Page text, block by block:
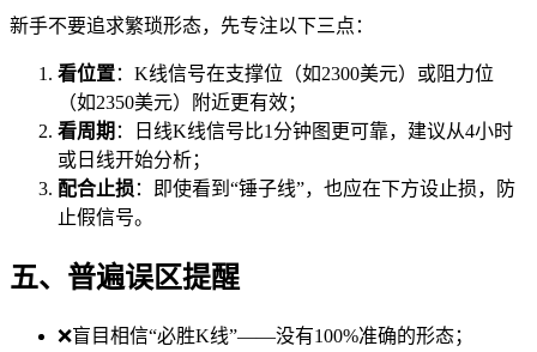
新手不要追求繁琐形态，先专注以下三点：
看位置：K线信号在支撑位（如2300美元）或阻力位
（如2350美元）附近更有效；
看周期 ：日线K线信号比1分钟图更可靠，建议从4小时
或日线开始分析；
配合止损 ：即使看到“锤子线”，也应在下方设止损，防
止假信号。
五、普遍误区提醒
❌盲目相信“必胜K线”——没有100%准确的形态；